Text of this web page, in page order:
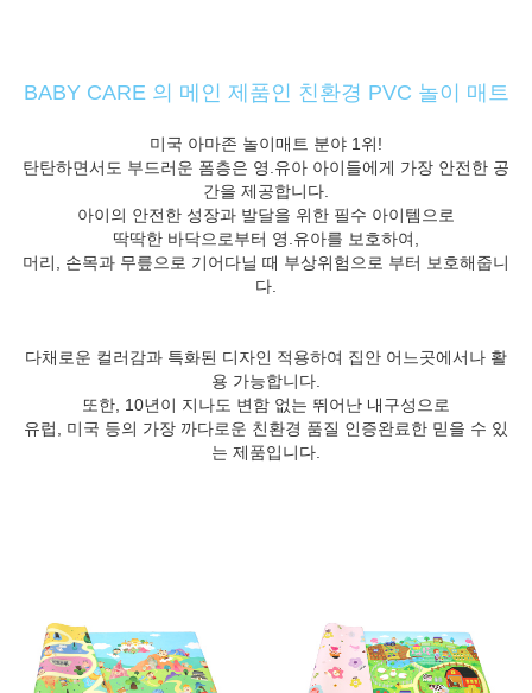
BABY CARE 의 메인 제품인 친환경 PVC 놀이 매트
미국 아마존 놀이매트 분야 1위!
탄탄하면서도 부드러운 폼층은 영.유아 아이들에게 가장 안전한 공
간을 제공합니다.
아이의 안전한 성장과 발달을 위한 필수 아이템으로
딱딱한 바닥으로부터 영.유아를 보호하여,
머리, 손목과 무릎으로 기어다닐 때 부상위험으로 부터 보호해줍니
다.
다채로운 컬러감과 특화된 디자인 적용하여 집안 어느곳에서나 활
용 가능합니다.
또한, 10년이 지나도 변함 없는 뛰어난 내구성으로
유럽, 미국 등의 가장 까다로운 친환경 품질 인증완료한 믿을 수 있
는 제품입니다.